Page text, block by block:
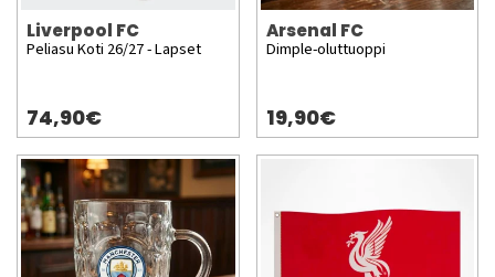
Liverpool FC
Peliasu Koti 26/27 - Lapset
74,90€
Arsenal FC
Dimple-oluttuoppi
19,90€